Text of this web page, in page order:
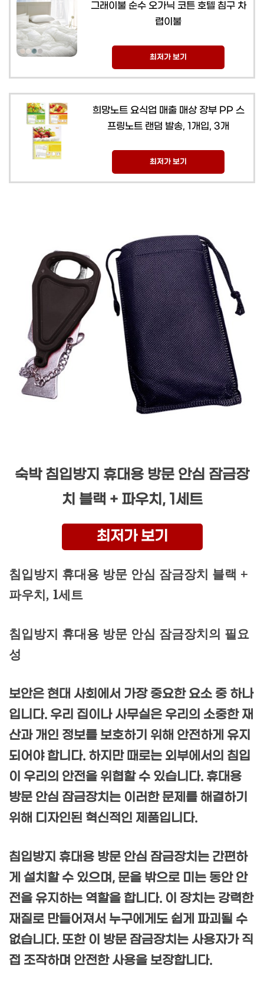
그래이불 순수 오가닉 코튼 호텔 침구 차
렵이불
최저가 보기
희망노트 요식업 매출 매상 장부 PP 스
프링노트 랜덤 발송, 1개입, 3개
최저가 보기
숙박 침입방지 휴대용 방문 안심 잠금장
치 블랙 + 파우치, 1세트
최저가 보기
침입방지 휴대용 방문 안심 잠금장치 블랙 +
파우치, 1세트
침입방지 휴대용 방문 안심 잠금장치의 필요
성
보안은 현대 사회에서 가장 중요한 요소 중 하나
입니다. 우리 집이나 사무실은 우리의 소중한 재
산과 개인 정보를 보호하기 위해 안전하게 유지
되어야 합니다. 하지만 때로는 외부에서의 침입
이 우리의 안전을 위협할 수 있습니다. 휴대용
방문 안심 잠금장치는 이러한 문제를 해결하기
위해 디자인된 혁신적인 제품입니다.
침입방지 휴대용 방문 안심 잠금장치는 간편하
게 설치할 수 있으며, 문을 밖으로 미는 동안 안
전을 유지하는 역할을 합니다. 이 장치는 강력한
재질로 만들어져서 누구에게도 쉽게 파괴될 수
없습니다. 또한 이 방문 잠금장치는 사용자가 직
접 조작하며 안전한 사용을 보장합니다.